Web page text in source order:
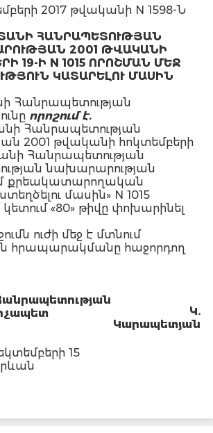
2017 թվականի N 1598-Ն
ՀԱՆՐԱՊԵՏՈՒԹՅԱՆ
2001 ԹՎԱԿԱՆԻ
19-Ի N 1015 ՈՐՈՇՄԱՆ ՄԵՋ
ԿԱՏԱՐԵԼՈՒ ՄԱՍԻՆ
Հանրապետության
որոշում է.
Հանրապետության
2001 թվականի հոկտեմբերի
Հանրապետության
նախարարության
քրեակատարողական
մասին» N 1015
կետում «80» թիվը փոխարինել
ուժի մեջ է մտնում
հրապարակմանը հաջորդող
Կ.
Կարապետյան
15